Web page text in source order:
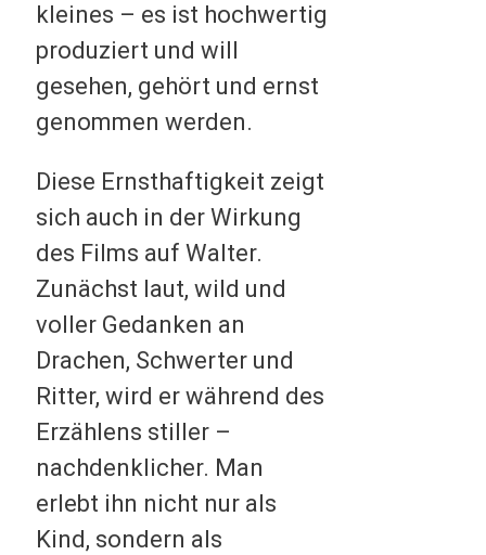
kleines – es ist hochwertig
produziert und will
gesehen, gehört und ernst
genommen werden.
Diese Ernsthaftigkeit zeigt
sich auch in der Wirkung
des Films auf Walter.
Zunächst laut, wild und
voller Gedanken an
Drachen, Schwerter und
Ritter, wird er während des
Erzählens stiller –
nachdenklicher. Man
erlebt ihn nicht nur als
Kind, sondern als